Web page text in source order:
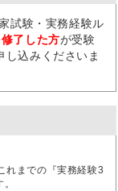
試験・実務経験ル
了した方が受験
し込みくださいま
れまでの『実務経験3